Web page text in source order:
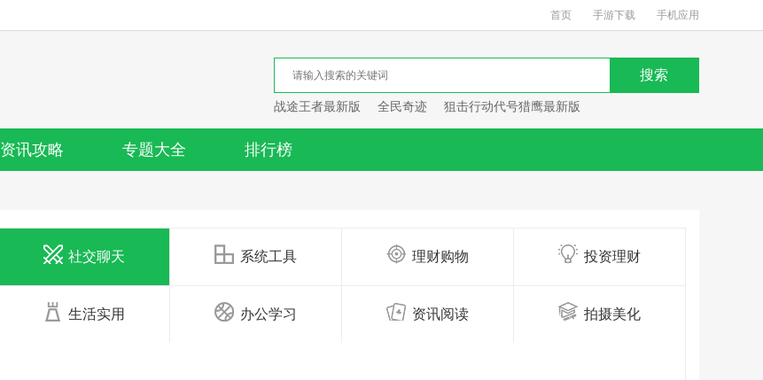
首页 手游下载 手机应用
战途王者最新版 全民奇迹 狙击行动代号猎鹰最新版
资讯攻略 专题大全 排行榜
社交聊天 系统工具 理财购物 投资理财
生活实用 办公学习 资讯阅读 拍摄美化